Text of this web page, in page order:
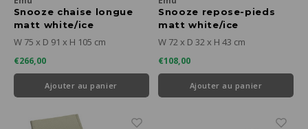
Snooze chaise longue
matt white/ice
W 75 x D 91 x H 105 cm
€266,00
Ajouter au panier
Snooze repose-pieds
matt white/ice
W 72 x D 32 x H 43 cm
€108,00
Ajouter au panier